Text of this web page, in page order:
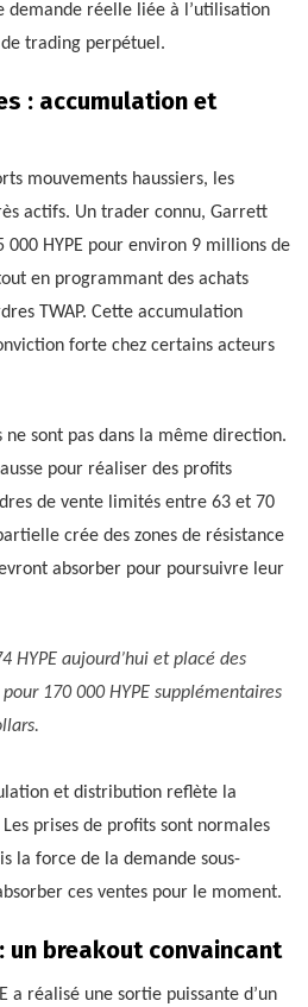
demande réelle liée à l’utilisation
trading perpétuel.
: accumulation et
mouvements haussiers, les
actifs. Un trader connu, Garrett
000 HYPE pour environ 9 millions de
en programmant des achats
TWAP. Cette accumulation
forte chez certains acteurs
ne sont pas dans la même direction.
pour réaliser des profits
de vente limités entre 63 et 70
crée des zones de résistance
absorber pour poursuivre leur
HYPE aujourd’hui et placé des
170 000 HYPE supplémentaires
et distribution reflète la
prises de profits sont normales
la force de la demande sous-
ces ventes pour le moment.
un breakout convaincant
a réalisé une sortie puissante d’un